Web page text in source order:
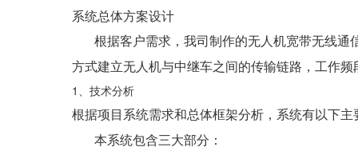
系统总体方案设计
根据客户需求，我司制作的无人机宽带无线通
方式建立无人机与中继车之间的传输链路，工作
1、技术分析
根据项目系统需求和总体框架分析，系统有以下
本系统包含三大部分：